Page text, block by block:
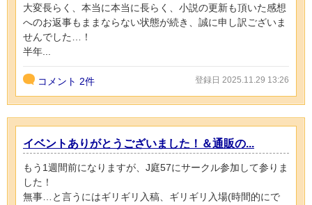
大変長らく、本当に本当に長らく、小説の更新も頂いた感想
へのお返事もままならない状態が続き、誠に申し訳ございま
せんでした…！
半年...
コメント 2件 登録日 2025.11.29 13:26
イベントありがとうございました！＆通販の...
もう1週間前になりますが、J庭57にサークル参加して参りま
した！
無事…と言うにはギリギリ入稿、ギリギリ入場(時間的にで